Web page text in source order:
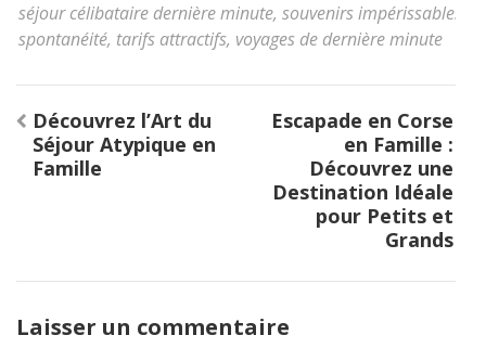
séjour célibataire dernière minute, souvenirs impérissables
spontanéité, tarifs attractifs, voyages de dernière minute
Navigation
de
l’article
Découvrez l’Art du
Séjour Atypique en
Famille
Escapade en Corse
en Famille :
Découvrez une
Destination Idéale
pour Petits et
Grands
Laisser un commentaire